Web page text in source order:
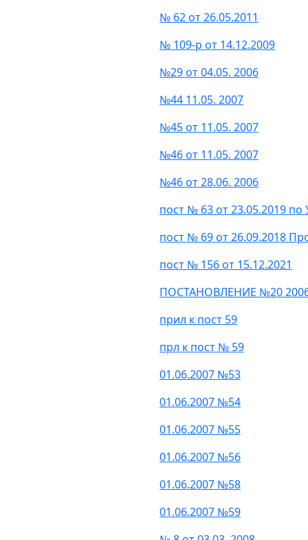
№ 62 от 26.05.2011
№ 109-р от 14.12.2009
№29 от 04.05. 2006
№44 11.05. 2007
№45 от 11.05. 2007
№46 от 11.05. 2007
№46 от 28.06. 2006
пост № 63 от 23.05.2019 по
пост № 69 от 26.09.2018
пост № 156 от 15.12.2021
ПОСТАНОВЛЕНИЕ №20
прил к пост 59
прл к пост № 59
01.06.2007 №53
01.06.2007 №54
01.06.2007 №55
01.06.2007 №56
01.06.2007 №58
01.06.2007 №59